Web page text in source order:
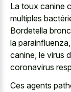
La toux canine
multiples
Bordetella
la
canine, le virus
coronavirus
Ces agents